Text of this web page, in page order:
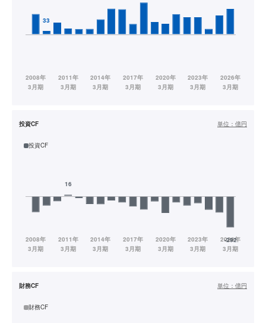
投資CF 単位： 億円
投資CF
財務CF 単位： 億円
財務CF